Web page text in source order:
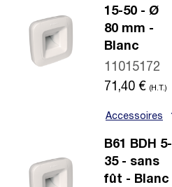
15-50 - Ø
80 mm -
Blanc
11015172
71,40 € (H.T.)
Accessoires
B61 BDH 5-
35 - sans
fût - Blanc